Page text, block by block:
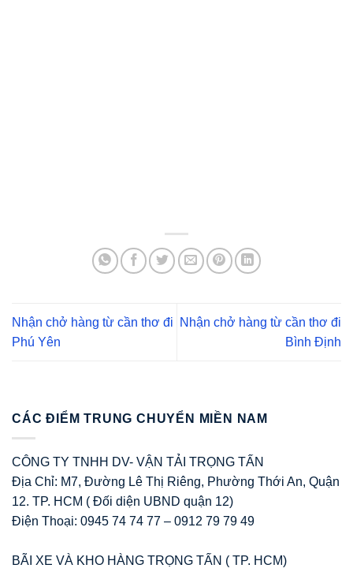
Nhận chở hàng từ cần thơ đi
Phú Yên
Nhận chở hàng từ cần thơ đi
Bình Định
CÁC ĐIỂM TRUNG CHUYỂN MIỀN NAM
CÔNG TY TNHH DV- VẬN TẢI TRỌNG TẤN
Địa Chỉ: M7, Đường Lê Thị Riêng, Phường Thới An, Quận
12. TP. HCM ( Đối diện UBND quận 12)
Điện Thoại: 0945 74 74 77 – 0912 79 79 49
BÃI XE VÀ KHO HÀNG TRỌNG TẤN ( TP. HCM)